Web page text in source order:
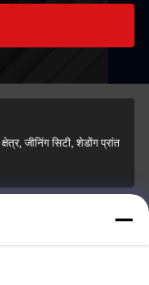
जीनिंग सिटी, शेडोंग प्रांत